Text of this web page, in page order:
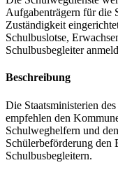
Aufgabenträgern für die
Zuständigkeit
Schulbuslotse,
Schulbusbegleiter
Beschreibung
Die Staatsministerien
empfehlen den
Schulweghelfern und
Schülerbeförderung den
Schulbusbegleitern.